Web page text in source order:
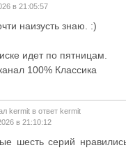
в 21:05:57
наизусть знаю. :)
идет по пятницам.
100% Классика
kermit в ответ kermit
в 21:10:12
шесть серий